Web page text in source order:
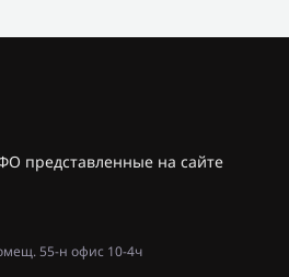
представленные на сайте
55-н офис 10-4ч